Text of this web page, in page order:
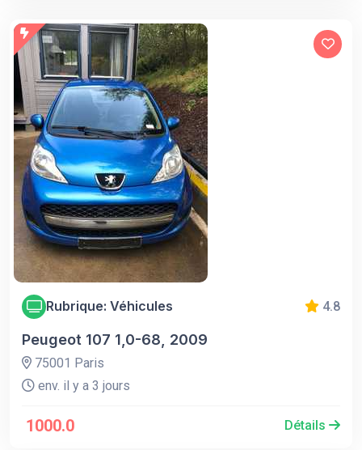
Rubrique: Véhicules 4.8
Peugeot 107 1,0-68, 2009
75001 Paris
env. il y a 3 jours
1000.0 Détails